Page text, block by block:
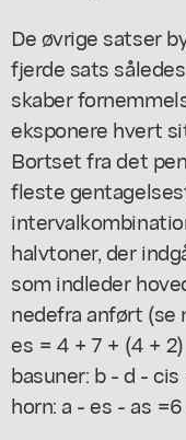
De øvrige satser
fjerde sats
skaber
eksponere hvert
Bortset fra det
fleste
halvtoner, der
som indleder
nedefra anført (se
es = 4 + 7 + (4 + 2)
basuner: b - d -
horn: a - es - as